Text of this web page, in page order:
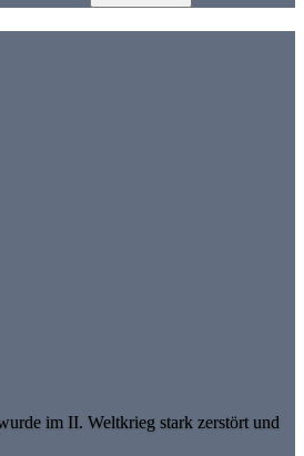
im II. Weltkrieg stark zerstört und